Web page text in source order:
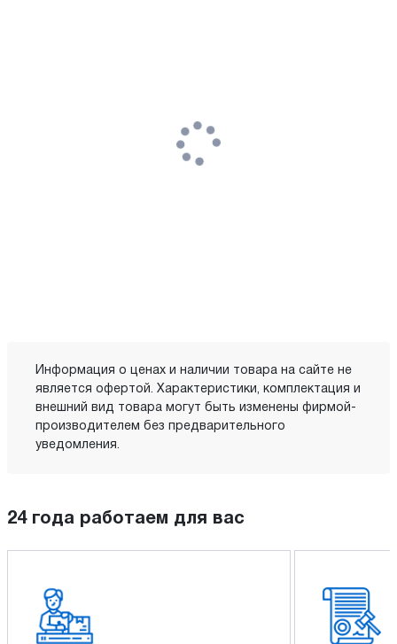
Информация о ценах и наличии товара на сайте не
является офертой. Характеристики, комплектация и
внешний вид товара могут быть изменены фирмой-
производителем без предварительного
уведомления.
24 года работаем для вас